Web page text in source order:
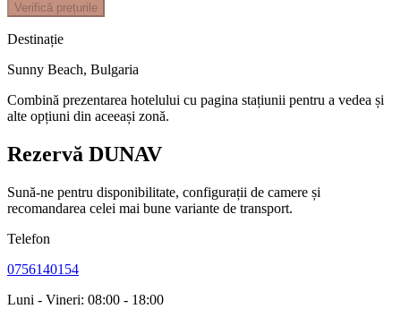
Verifică prețurile
Destinație
Sunny Beach, Bulgaria
Combină prezentarea hotelului cu pagina stațiunii pentru a vedea și
alte opțiuni din aceeași zonă.
Rezervă DUNAV
Sună-ne pentru disponibilitate, configurații de camere și
recomandarea celei mai bune variante de transport.
Telefon
0756140154
Luni - Vineri: 08:00 - 18:00